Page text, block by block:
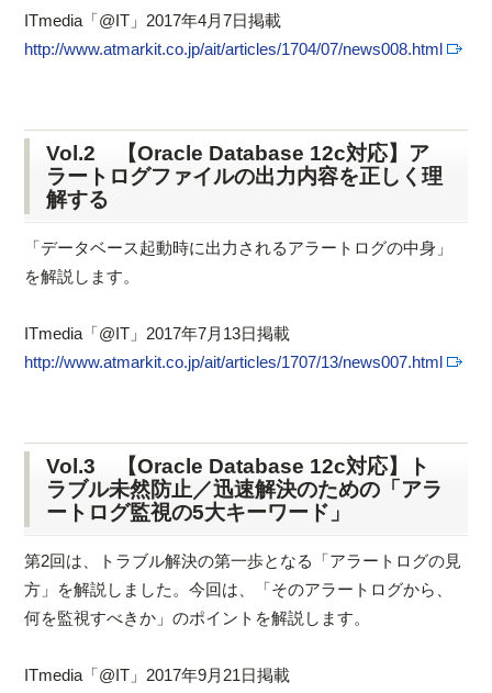
ITmedia「@IT」2017年4月7日掲載
http://www.atmarkit.co.jp/ait/articles/1704/07/news008.html
Vol.2 【Oracle Database 12c対応】ア
ラートログファイルの出力内容を正しく理
解する
「データベース起動時に出力されるアラートログの中身」
を解説します。
ITmedia「@IT」2017年7月13日掲載
http://www.atmarkit.co.jp/ait/articles/1707/13/news007.html
Vol.3 【Oracle Database 12c対応】ト
ラブル未然防止／迅速解決のための「アラ
ートログ監視の5大キーワード」
第2回は、トラブル解決の第一歩となる「アラートログの見
方」を解説しました。今回は、「そのアラートログから、
何を監視すべきか」のポイントを解説します。
ITmedia「@IT」2017年9月21日掲載